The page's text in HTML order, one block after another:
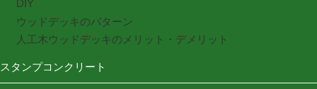
DIY
ウッドデッキのパターン
人工木ウッドデッキのメリット・デメリット
スタンプコンクリート